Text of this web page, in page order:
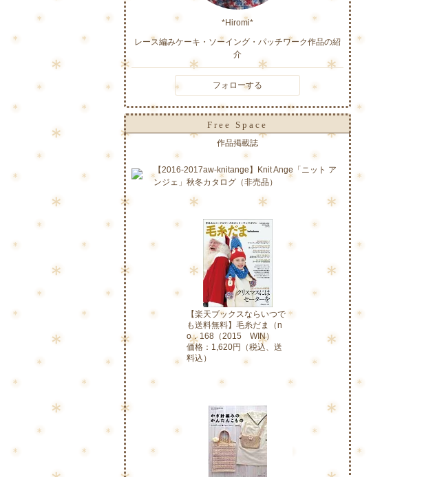
*Hiromi*
レース編みケーキ・ソーイング・パッチワーク作品の紹
介
フォローする
Free Space
作品掲載誌
【2016-2017aw-knitange】Knit Ange「ニット ア
ンジェ」秋冬カタログ（非売品）
【楽天ブックスならいつで
も送料無料】毛糸だま（n
o．168（2015 WIN）
価格：1,620円（税込、送
料込）